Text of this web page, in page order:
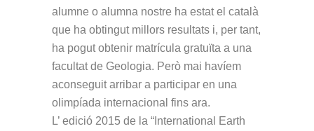
alumne o alumna nostre ha estat el català
que ha obtingut millors resultats i, per tant,
ha pogut obtenir matrícula gratuïta a una
facultat de Geologia. Però mai havíem
aconseguit arribar a participar en una
olimpíada internacional fins ara.
L’ edició 2015 de la “International Earth